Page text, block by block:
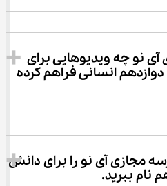
آی نو چه ویدیوهایی برای
انسانی فراهم کرده
مدرسه مجازی آی نو را برای دانش
نام ببرید.